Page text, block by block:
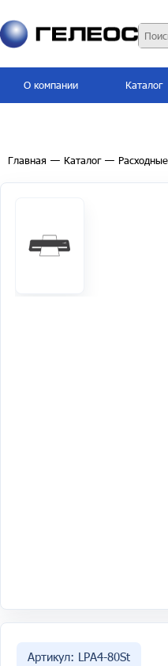
О компании Каталог
Главная — Каталог —
Артикул: LPA4-80St